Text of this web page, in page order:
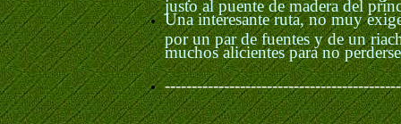
justo al puente de madera del
Una interesante ruta, no muy
por un par de fuentes y de un
muchos alicientes para no